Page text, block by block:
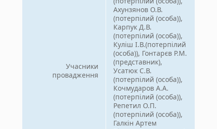
Учасники
провадження
Ахунзянов О.В.
(потерпілий (особа)),
Карпук Д.В.
(потерпілий (особа)),
Куліш І.В.(потерпілий
(особа)), Гонтарєв Р.М.
(представник),
Усатюк С.В.
(потерпілий (особа)),
Кочмударов А.А.
(потерпілий (особа)),
Репетил О.П.
(потерпілий (особа)),
Галкін Артем